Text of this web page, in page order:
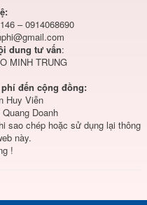
– 0914068690
dung tư vấn:
MINH TRUNG
đến cộng đồng:
Huy Viễn
Doanh
sao chép hoặc sử dụng lại thông
này.
!